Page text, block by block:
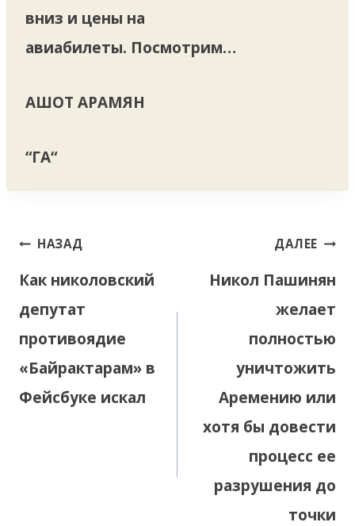
вниз и цены на
авиабилеты. Посмотрим…
АШОТ АРАМЯН
“ГА“
Навигация
записям
НАЗАД
Как николовский
депутат
противоядие
«Байрактарам» в
Фейсбуке искал
ДАЛЕЕ
Никол Пашинян
желает
полностью
уничтожить
Аремению или
хотя бы довести
процесс ее
разрушения до
точки